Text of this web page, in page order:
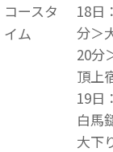
コースタ
イム
18日
分＞
20分
頂上
19日
白馬
大下